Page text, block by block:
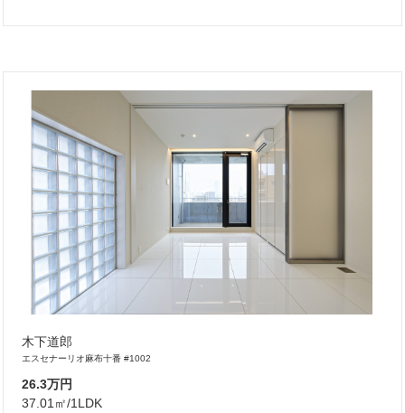
木下道郎
エスセナーリオ麻布十番 #1002
26.3万円
37.01㎡/1LDK